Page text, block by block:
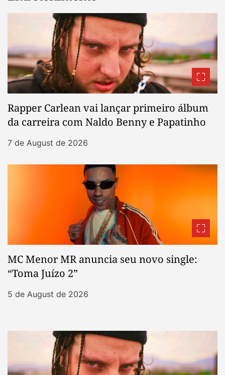
Rapper Carlean vai lançar primeiro álbum
da carreira com Naldo Benny e Papatinho
7 de August de 2026
MC Menor MR anuncia seu novo single:
“Toma Juízo 2”
5 de August de 2026